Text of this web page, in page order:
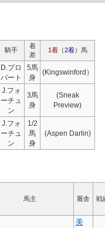
騎手
着
差
1着（2着）馬
D.プロ
バート
5馬
身
(Kingswinford）
J.フォ
ーチュ
ン
3馬
身
(Sneak
Preview)
J.フォ
ーチュ
ン
1/2
馬
身
(Aspen Darlin)
馬主 厩舎 戦
美